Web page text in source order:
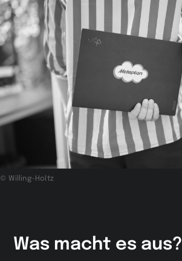
© Willing-Holtz
Was macht es aus?